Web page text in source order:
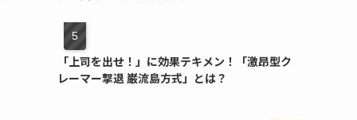
「上司を出せ！」に効果テキメン！「激昂型ク
レーマー撃退 巌流島方式」とは？